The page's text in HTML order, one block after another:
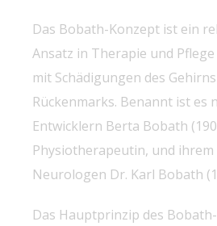
Das Bobath-Konzept ist ein
Ansatz in Therapie und
mit Schädigungen des
Rückenmarks. Benannt ist es
Entwicklern Berta Bobath
Physiotherapeutin, und ihrem
Neurologen Dr. Karl Bobath
Das Hauptprinzip des